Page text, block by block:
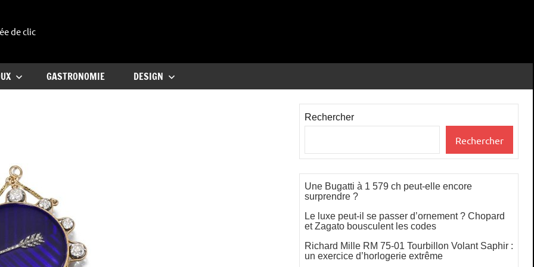
de clic
GASTRONOMIE DESIGN
Rechercher
Rechercher
Une Bugatti à 1 579 ch peut-elle encore
surprendre ?
Le luxe peut-il se passer d’ornement ? Chopard
et Zagato bousculent les codes
Richard Mille RM 75-01 Tourbillon Volant Saphir :
un exercice d’horlogerie extrême